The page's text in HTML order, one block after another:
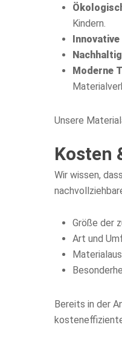
Kindern.
Moderne
Unsere
Kosten
Wir wissen,
Größe der
Art und
Bereits in der